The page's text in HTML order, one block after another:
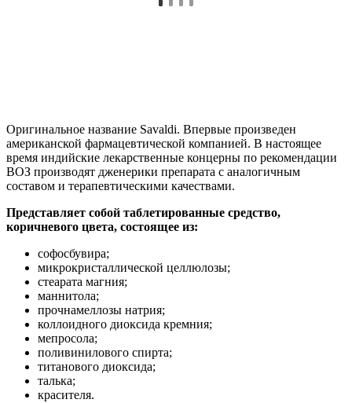
Оригинальное название Savaldi. Впервые произведен
американской фармацевтической компанией. В настоящее
время индийские лекарственные концерны по рекомендации
ВОЗ производят дженерики препарата с аналогичным
составом и терапевтическими качествами.
Представляет собой таблетированные средство,
коричневого цвета, состоящее из:
софосбувира;
микрокристаллической целлюлозы;
стеарата магния;
маннитола;
прочнамеллозы натрия;
коллоидного диоксида кремния;
мепросола;
поливинилового спирта;
титанового диоксида;
талька;
красителя.